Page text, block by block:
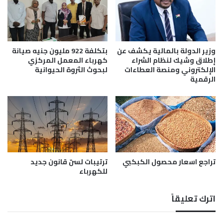
و
ل
ي
ة
ج
ل
ا
ء
أ
م
ة
ا
ل
ع
ش
ر
م
ن
م
وزير الدولة بالمالية يكشف عن
إطلاق وشيك لنظام الشراء
الإلكتروني ومنصة العطاءات
الرقمية
بتكلفة 922 مليون جنيه صيانة
كهرباء المعمل المركزي
لبحوث الثروة الحيوانية
تراجع اسعار محصول الكبكبي ترتيبات لسنّ قانون جديد
للكهرباء
اترك تعليقاً